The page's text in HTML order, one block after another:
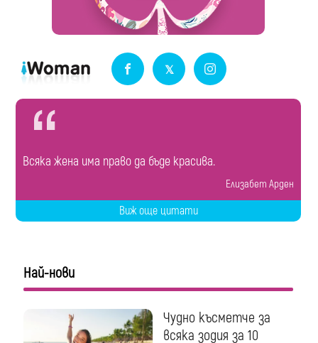
Всяка жена има право да бъде красива.
Елизабет Арден
Виж още цитати
Най-нови
Чудно късметче за
всяка зодия за 10